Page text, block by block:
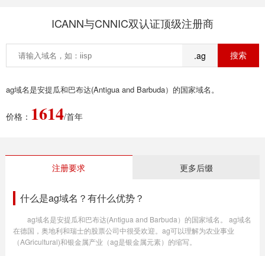
ICANN与CNNIC双认证顶级注册商
.ag
ag域名是安提瓜和巴布达(Antigua and Barbuda）的国家域名。
价格： 1614/首年
注册要求 更多后缀
什么是ag域名？有什么优势？
ag域名是安提瓜和巴布达(Antigua and Barbuda）的国家域名。 ag域名
在德国，奥地利和瑞士的股票公司中很受欢迎。ag可以理解为农业事业
（AGricultural)和银金属产业（ag是银金属元素）的缩写。